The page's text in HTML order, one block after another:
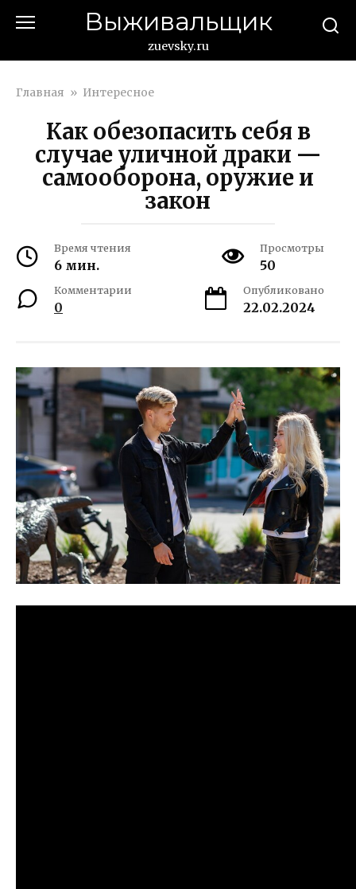
Выживальщик
zuevsky.ru
Главная » Интересное
Как обезопасить себя в
случае уличной драки —
самооборона, оружие и
закон
Время чтения
6 мин.
Просмотры
50
Комментарии
0
Опубликовано
22.02.2024